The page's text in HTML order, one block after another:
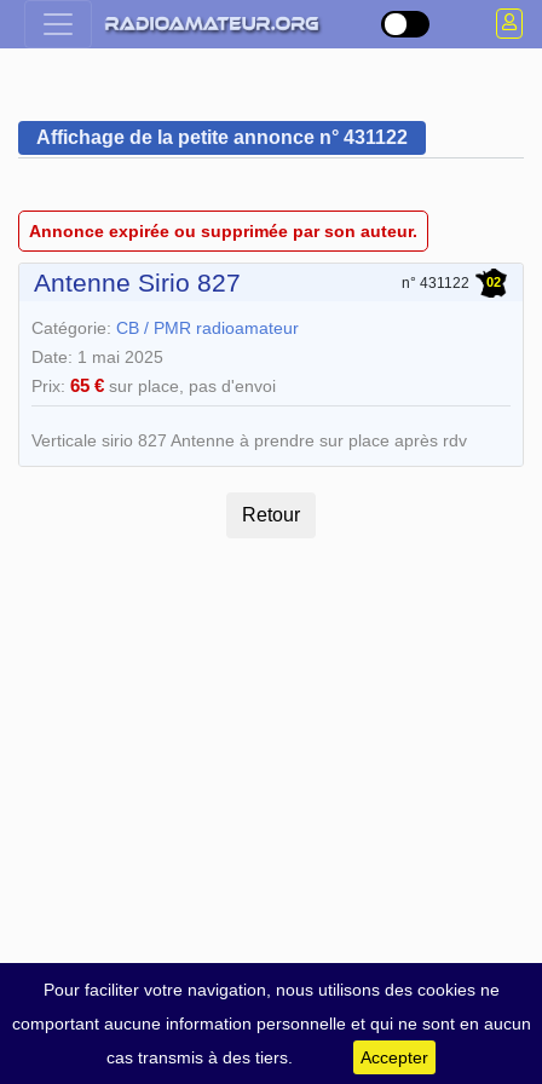
Pour faciliter votre navigation, nous utilisons des cookies ne
comportant aucune information personnelle et qui ne sont en aucun
cas transmis à des tiers.
Accepter
Affichage de la petite annonce n° 431122
Annonce expirée ou supprimée par son auteur.
Antenne Sirio 827 n° 431122 02
Catégorie: CB / PMR radioamateur
Date: 1 mai 2025
Prix: 65 € sur place, pas d'envoi
Verticale sirio 827 Antenne à prendre sur place après rdv